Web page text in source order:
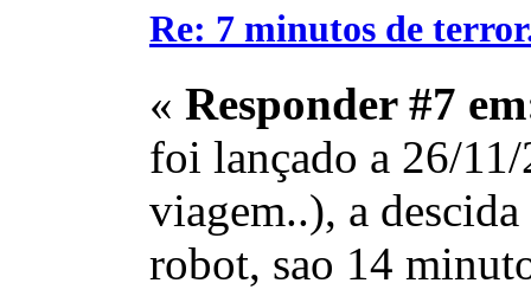
Re: 7 minutos de
« Responder #7
foi lançado a 26/11/
viagem..), a
robot, sao 14